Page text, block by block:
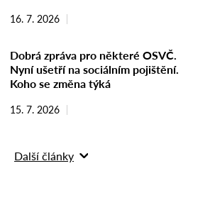
16. 7. 2026
Dobrá zpráva pro některé OSVČ.
Nyní ušetří na sociálním pojištění.
Koho se změna týká
15. 7. 2026
Další články